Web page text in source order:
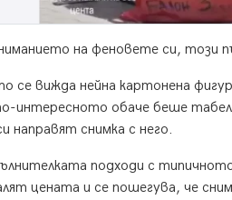
на феновете си,
се вижда нейна картонена
интересното обаче беше
направят снимка с него.
подходи с
цената и се пошегува, че